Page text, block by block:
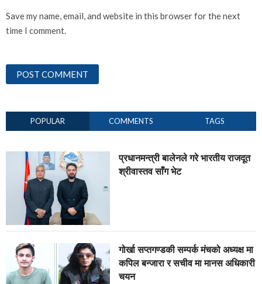
Save my name, email, and website in this browser for the next
time I comment.
POPULAR COMMENTS TAGS
प्रधानमन्त्री बालेनले गरे भारतीय राजदूत
श्रीवास्तव साँग भेट
गोर्खा सप्तगण्डकी सम्पर्क मंचको अध्यक्ष मा
कपिल बन्जारा र सचीव मा मानस अधिकारी
चयन